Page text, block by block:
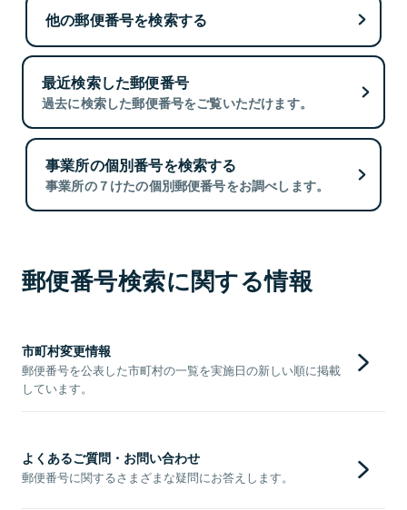
他の郵便番号を検索する
最近検索した郵便番号
過去に検索した郵便番号をご覧いただけます。
事業所の個別番号を検索する
事業所の７けたの個別郵便番号をお調べします。
郵便番号検索に関する情報
市町村変更情報
郵便番号を公表した市町村の一覧を実施日の新しい順に掲載
しています。
よくあるご質問・お問い合わせ
郵便番号に関するさまざまな疑問にお答えします。